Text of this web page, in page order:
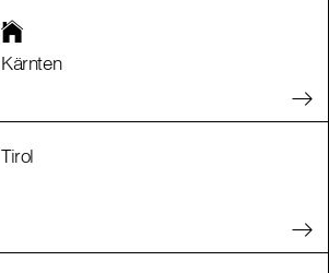
Kärnten
Tirol